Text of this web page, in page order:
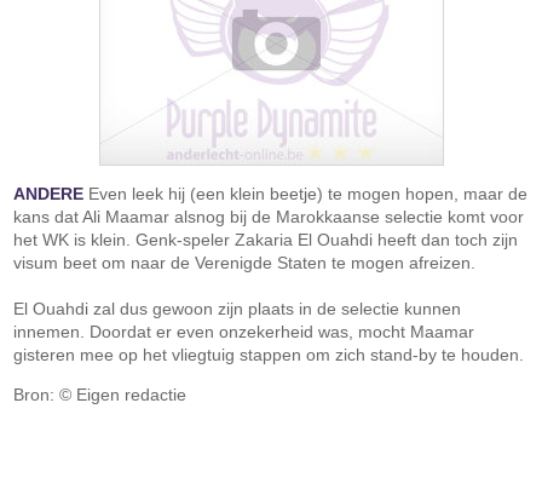
ANDERE Even leek hij (een klein beetje) te mogen hopen, maar de
kans dat Ali Maamar alsnog bij de Marokkaanse selectie komt voor
het WK is klein. Genk-speler Zakaria El Ouahdi heeft dan toch zijn
visum beet om naar de Verenigde Staten te mogen afreizen.
El Ouahdi zal dus gewoon zijn plaats in de selectie kunnen
innemen. Doordat er even onzekerheid was, mocht Maamar
gisteren mee op het vliegtuig stappen om zich stand-by te houden.
Bron: © Eigen redactie